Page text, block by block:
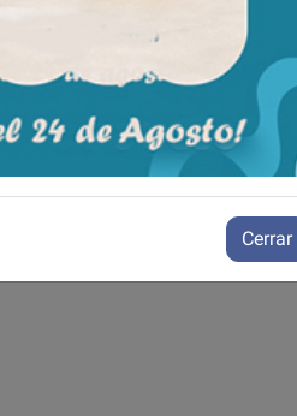
asiento y reposabrazos).
Cerrar